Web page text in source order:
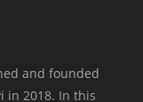
and founded
in 2018. In this